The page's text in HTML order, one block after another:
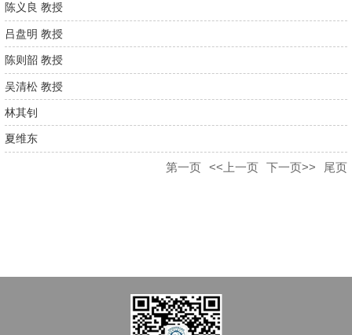
陈义良 教授
吕盘明 教授
陈则韶 教授
吴清松 教授
林其钊
夏维东
第一页 <<上一页 下一页>> 尾页